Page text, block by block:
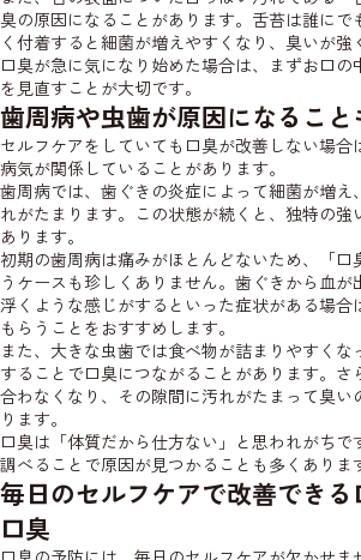
臭の原因になることがあります。舌苔は誰にで
く付着すると細菌が増えやすくなり、臭いが強
口臭が急に気になり始めた場合は、まずお口の
を見直すことが大切です。
歯周病や虫歯が原因になること
セルフケアをしていても口臭が改善しない場合
病気が関係していることがあります。
歯周病では、歯ぐきの炎症によって細菌が増え
れがたまります。この状態が続くと、独特の
あります。
初期の歯周病は痛みがほとんどないため、「口
うケースも珍しくありません。歯ぐきから血
浮くような感じがするといった症状がある場合
もらうことをおすすめします。
また、大きな虫歯では食べ物が詰まりやすくな
することで口臭につながることがあります。
合わなくなり、その隙間に汚れがたまって臭い
ります。
口臭は「体質だから仕方ない」と思われがちで
調べることで原因が見つかることも多くありま
毎日のセルフケアで改善でき
口臭